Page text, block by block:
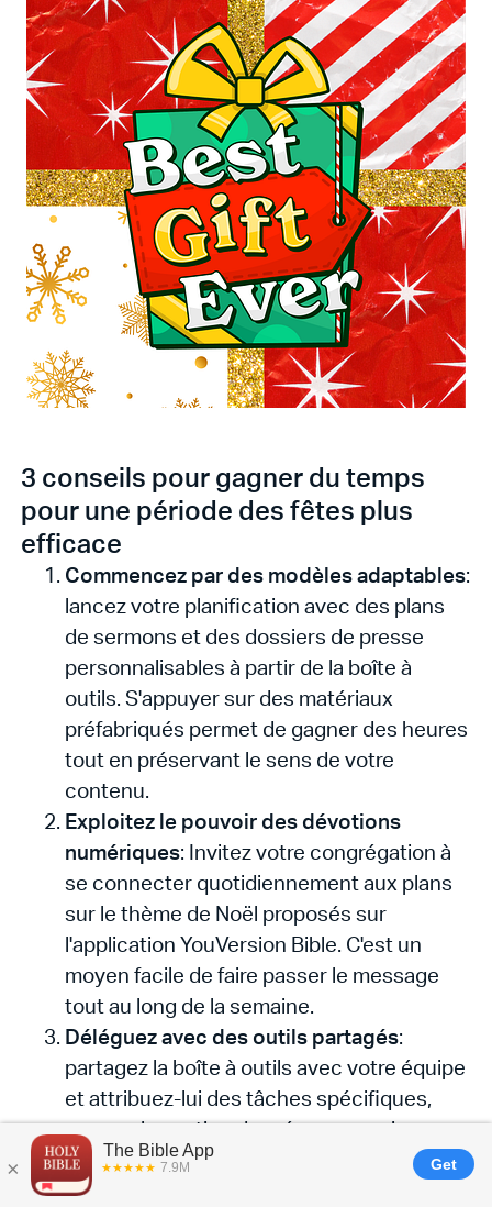
3 conseils pour gagner du temps
pour une période des fêtes plus
efficace
Commencez par des modèles adaptables:
lancez votre planification avec des plans
de sermons et des dossiers de presse
personnalisables à partir de la boîte à
outils. S'appuyer sur des matériaux
préfabriqués permet de gagner des heures
tout en préservant le sens de votre
contenu.
Exploitez le pouvoir des dévotions
numériques: Invitez votre congrégation à
se connecter quotidiennement aux plans
sur le thème de Noël proposés sur
l'application YouVersion Bible. C'est un
moyen facile de faire passer le message
tout au long de la semaine.
Déléguez avec des outils partagés:
partagez la boîte à outils avec votre équipe
et attribuez-lui des tâches spécifiques,
comme la gestion des réseaux sociaux ou
la coordination de la sensibilisation. La
collaboration permet une exécution plus